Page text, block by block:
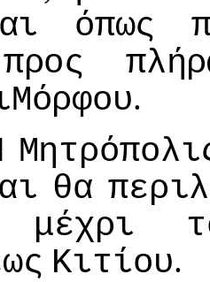
όπως
πρoς
.
θα
μέχρι
Κιτίoυ.